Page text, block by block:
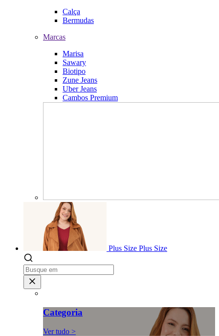
Calça
Bermudas
Marcas
Marisa
Sawary
Biotipo
Zune Jeans
Uber Jeans
Cambos Premium
Plus Size Plus Size
Categoria
Ver tudo >